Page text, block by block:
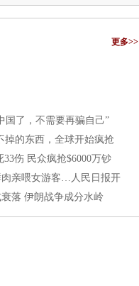
更多>>
国了，不需要再骗自己”
掉的东西，全球开始疯抢
伤 民众疯抢$6000万钞
亲喂女游客…人民日报开
落 伊朗战争成分水岭